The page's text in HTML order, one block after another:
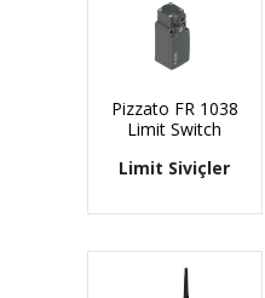
Pizzato FR 1038
Limit Switch
Limit Siviçler